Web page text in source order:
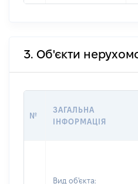
3. Об'єкти
№
ЗАГАЛЬНА
ІНФОРМАЦІЯ
Вид об'єкта: